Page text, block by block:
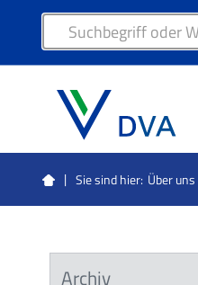
Sie sind hier: Über uns
Archiv